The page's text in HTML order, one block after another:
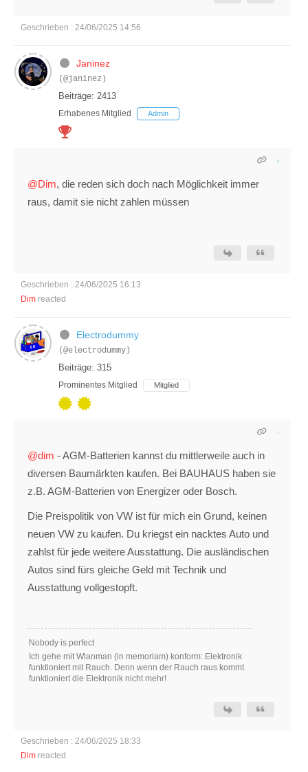
Geschrieben : 24/06/2025 14:56
Janinez
(@janinez)
Beiträge: 2413
Erhabenes Mitglied Admin
@Dim, die reden sich doch nach Möglichkeit immer
raus, damit sie nicht zahlen müssen
Geschrieben : 24/06/2025 16:13
Dim reacted
Electrodummy
(@electrodummy)
Beiträge: 315
Prominentes Mitglied Mitglied
@dim - AGM-Batterien kannst du mittlerweile auch in
diversen Baumärkten kaufen. Bei BAUHAUS haben sie
z.B. AGM-Batterien von Energizer oder Bosch.
Die Preispolitik von VW ist für mich ein Grund, keinen
neuen VW zu kaufen. Du kriegst ein nacktes Auto und
zahlst für jede weitere Ausstattung. Die ausländischen
Autos sind fürs gleiche Geld mit Technik und
Ausstattung vollgestopft.
Nobody is perfect
Ich gehe mit Wlanman (in memoriam) konform: Elektronik
funktioniert mit Rauch. Denn wenn der Rauch raus kommt
funktioniert die Elektronik nicht mehr!
Geschrieben : 24/06/2025 18:33
Dim reacted